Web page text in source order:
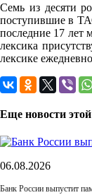
Семь из десяти
поступившие в
последние 17 лет
лексика
лексике
Еще новости
06.08.2026
Банк России выпустит